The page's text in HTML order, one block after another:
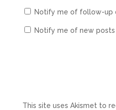
Notify me of follow-up
Notify me of new posts
This site uses Akismet to